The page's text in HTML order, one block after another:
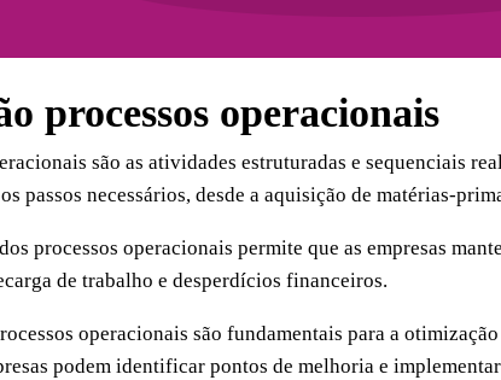
processos operacionais
são as atividades estruturadas e sequenciais
passos necessários, desde a aquisição de matérias-
processos operacionais permite que as empresas
de trabalho e desperdícios financeiros.
operacionais são fundamentais para a
podem identificar pontos de melhoria e